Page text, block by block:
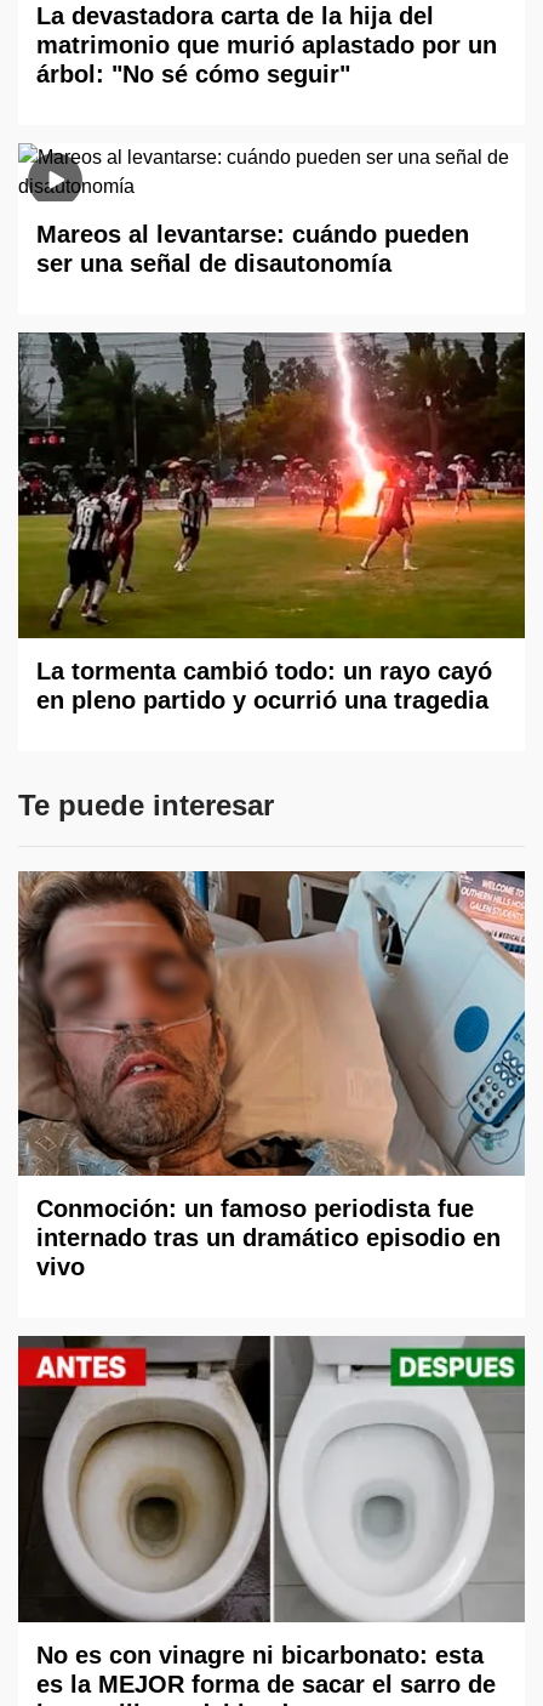
La devastadora carta de la hija del
matrimonio que murió aplastado por un
árbol: "No sé cómo seguir"
Mareos al levantarse: cuándo pueden
ser una señal de disautonomía
La tormenta cambió todo: un rayo cayó
en pleno partido y ocurrió una tragedia
Te puede interesar
Conmoción: un famoso periodista fue
internado tras un dramático episodio en
vivo
No es con vinagre ni bicarbonato: esta
es la MEJOR forma de sacar el sarro de